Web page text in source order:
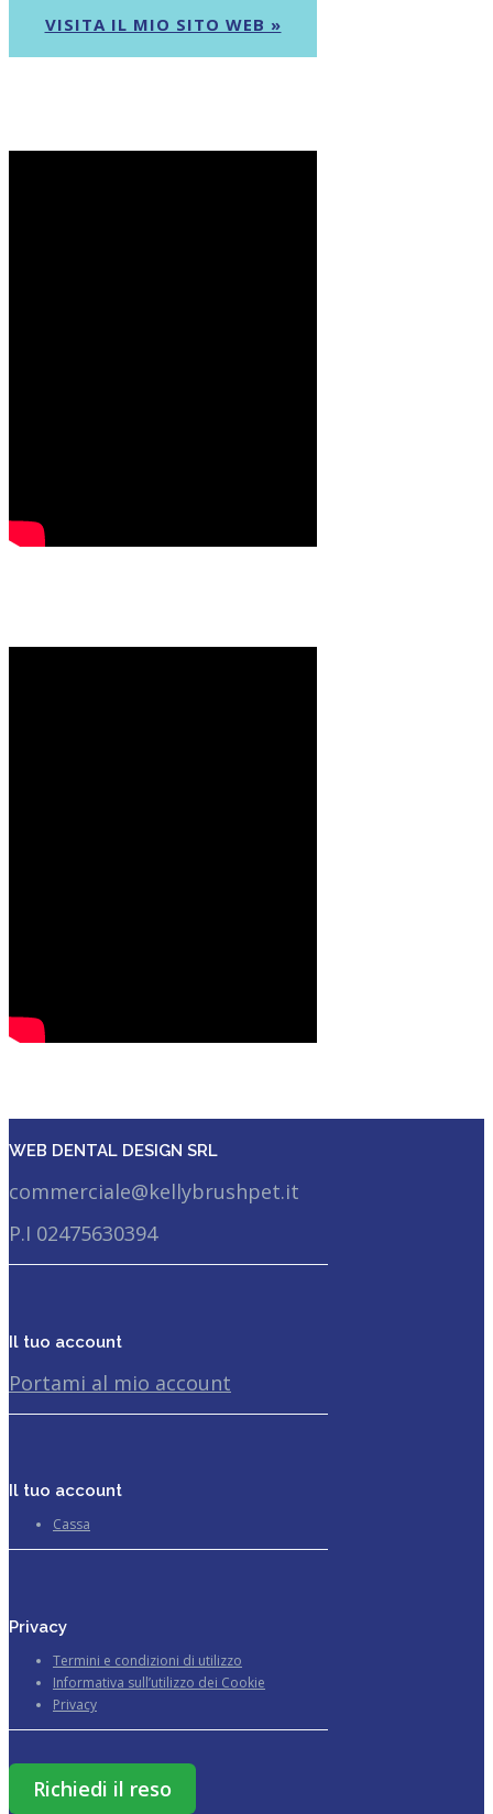
VISITA IL MIO SITO WEB »
WEB DENTAL DESIGN SRL
commerciale@kellybrushpet.it
P.I 02475630394
Il tuo account
Portami al mio account
Il tuo account
Cassa
Privacy
Termini e condizioni di utilizzo
Informativa sull’utilizzo dei Cookie
Privacy
Richiedi il reso